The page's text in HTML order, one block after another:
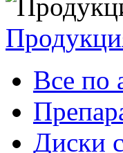
Все по
Диски